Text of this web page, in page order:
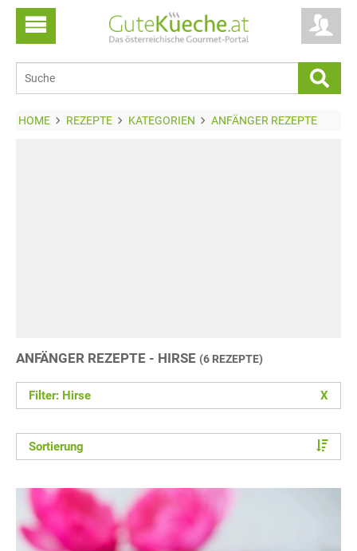
HOME REZEPTE KATEGORIEN ANFÄNGER REZEPTE
ANFÄNGER REZEPTE - HIRSE (6 REZEPTE)
Filter: Hirse X
Sortierung